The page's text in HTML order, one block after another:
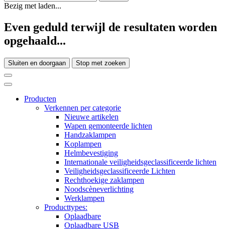
Bezig met laden...
Even geduld terwijl de resultaten worden
opgehaald...
Sluiten en doorgaan Stop met zoeken
Producten
Verkennen per categorie
Nieuwe artikelen
Wapen gemonteerde lichten
Handzaklampen
Koplampen
Helmbevestiging
Internationale veiligheidsgeclassificeerde lichten
Veiligheidsgeclassificeerde Lichten
Rechthoekige zaklampen
Noodscèneverlichting
Werklampen
Producttypes:
Oplaadbare
Oplaadbare USB